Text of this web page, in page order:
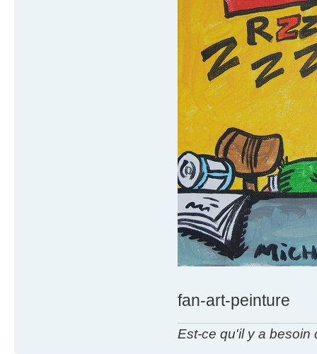
fan-art-peinture
Est-ce qu'il y a besoin